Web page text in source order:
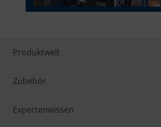
Produktwelt
Zubehör
Expertenwissen